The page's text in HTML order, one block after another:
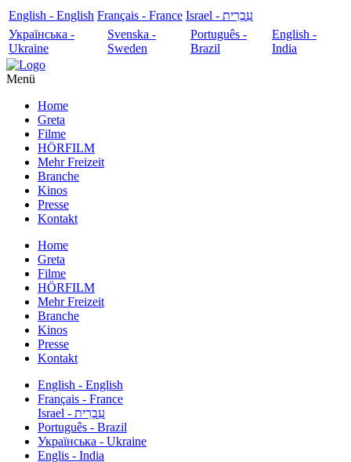
English - English Français - France
עִבְרִית - Israel
Українська -
Ukraine
Svenska -
Sweden
Português -
Brazil
English -
India
Menü
Home
Greta
Filme
HÖRFILM
Mehr Freizeit
Branche
Kinos
Presse
Kontakt
Home
Greta
Filme
HÖRFILM
Mehr Freizeit
Branche
Kinos
Presse
Kontakt
English - English
Français - France
עִבְרִית - Israel
Português - Brazil
Українська - Ukraine
Englis - India